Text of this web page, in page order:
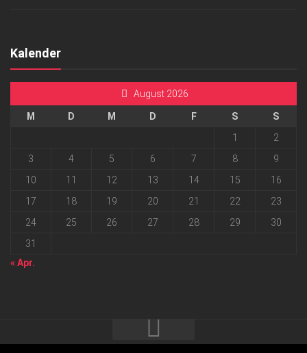
Kalender
August 2026
M D M D F S
S
1
2
3
4 5 6 7 8
9
10
11 12 13 14 15
16
17
18 19 20 21 22
23
24
25 26 27 28 29
30
31
« Apr.